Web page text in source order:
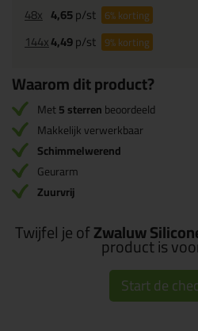
48x 4,65p/st 6%korting
144x4,49p/st 9%korting
Waarom dit product?
Met5 sterrenbeoordeeld
Makkelijk verwerkbaar
Schimmelwerend
Geurarm
Zuurvrij
Twijfel je ofZwaluw
product is
Start de